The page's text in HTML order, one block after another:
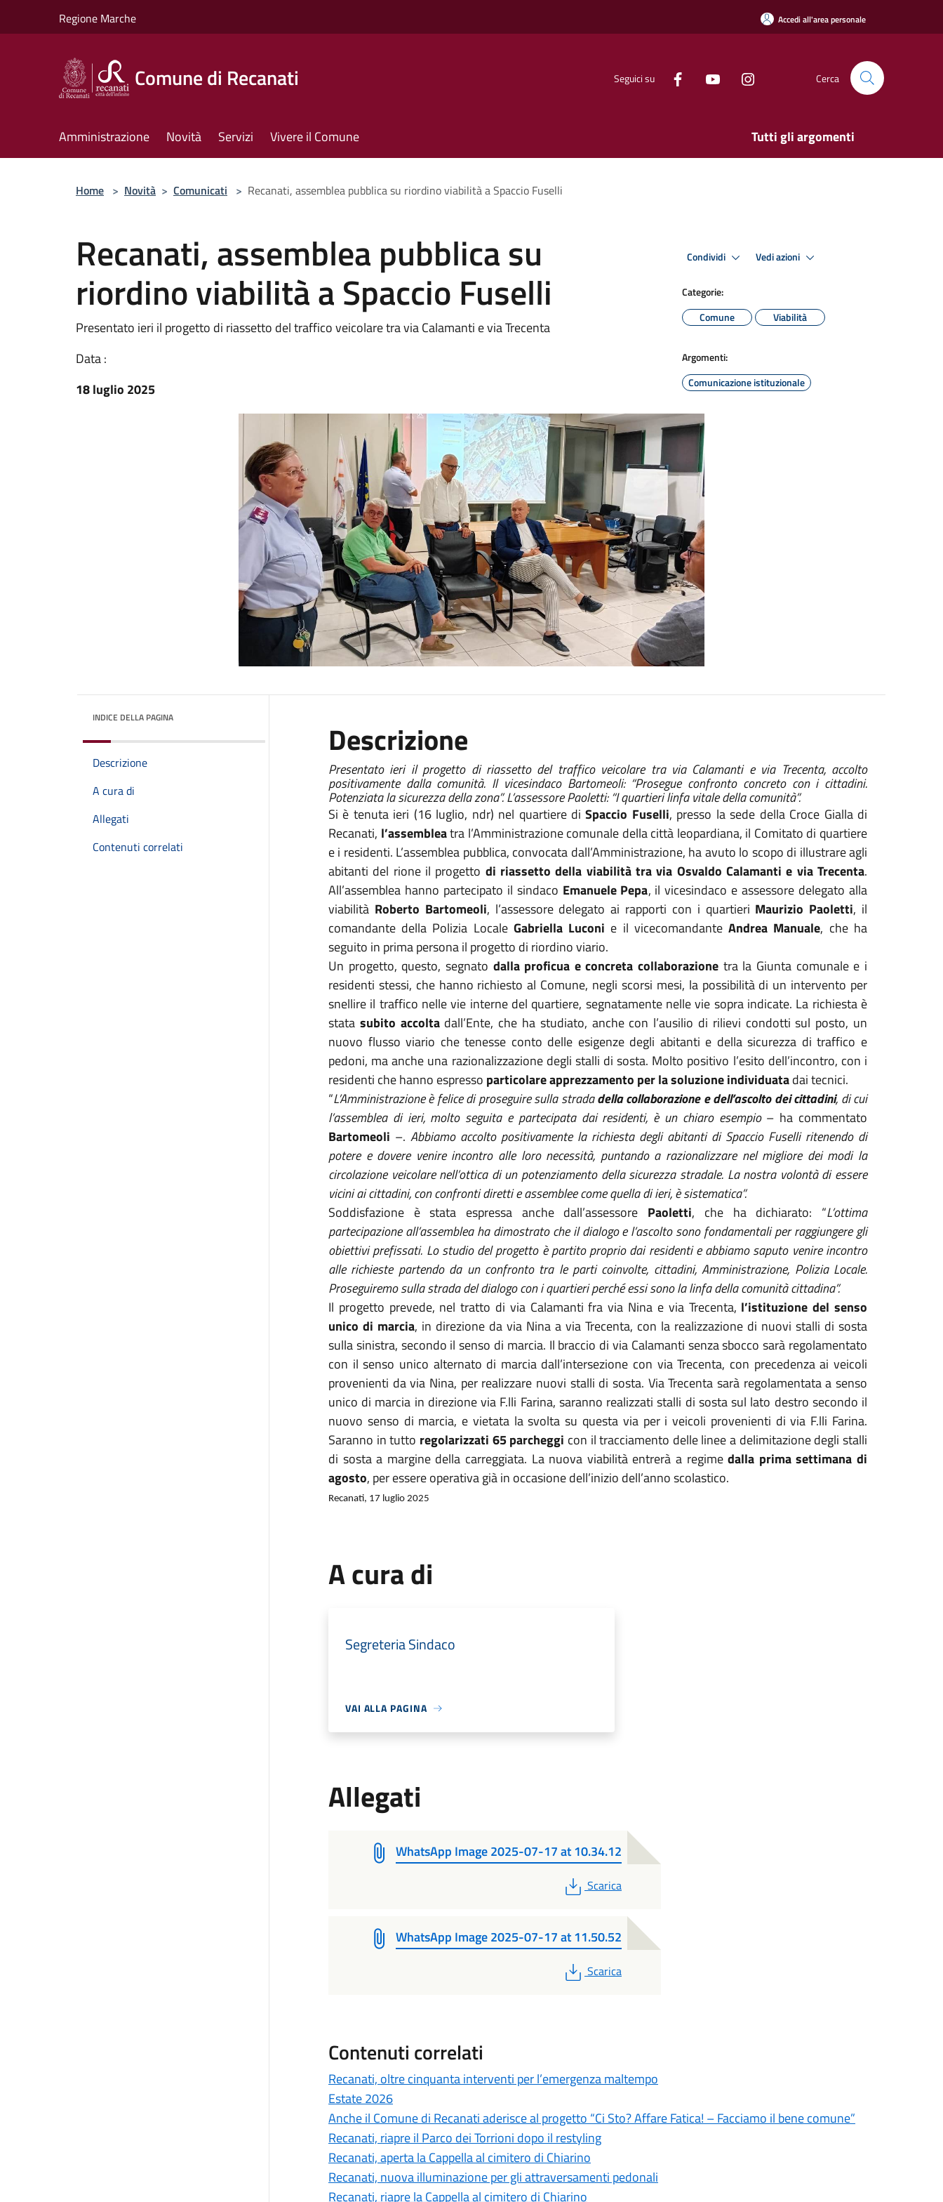
Regione Marche Accedi all'area personale
Comune di Recanati Seguici su Cerca
Amministrazione Novità Servizi Vivere il Comune Tutti gli argomenti
Home > Novità > Comunicati > Recanati, assemblea pubblica su riordino viabilità a Spaccio Fuselli
Recanati, assemblea pubblica su
riordino viabilità a Spaccio Fuselli
Presentato ieri il progetto di riassetto del traffico veicolare tra via Calamanti e via Trecenta
Data :
18 luglio 2025
Condividi Vedi azioni
Categorie:
Comune
Viabilità
Argomenti:
Comunicazione istituzionale
INDICE DELLA PAGINA
Descrizione
A cura di
Allegati
Contenuti correlati
Descrizione
Presentato ieri il progetto di riassetto del traffico veicolare tra via Calamanti e via Trecenta, accolto
positivamente dalla comunità. Il vicesindaco Bartomeoli: “Prosegue confronto concreto con i cittadini.
Potenziata la sicurezza della zona”. L’assessore Paoletti: “I quartieri linfa vitale della comunità”.
Si è tenuta ieri (16 luglio, ndr) nel quartiere diSpaccio Fuselli, presso la sede della Croce Gialla di
Recanati, l’assembleatra l’Amministrazione comunale della città leopardiana, il Comitato di quartiere
e i residenti. L’assemblea pubblica, convocata dall’Amministrazione, ha avuto lo scopo di illustrare agli
abitanti del rione il progetto di riassetto della viabilità tra via Osvaldo Calamanti e via Trecenta.
All’assemblea hanno partecipato il sindaco Emanuele Pepa, il vicesindaco e assessore delegato alla
viabilità Roberto Bartomeoli, l’assessore delegato ai rapporti con i quartieri Maurizio Paoletti, il
comandante della Polizia Locale Gabriella Luconi e il vicecomandanteAndrea Manuale, che ha
seguito in prima persona il progetto di riordino viario.
Un progetto, questo, segnato dalla proficua e concreta collaborazione tra la Giunta comunale e i
residenti stessi, che hanno richiesto al Comune, negli scorsi mesi, la possibilità di un intervento per
snellire il traffico nelle vie interne del quartiere, segnatamente nelle vie sopra indicate. La richiesta è
stata subito accoltadall’Ente, che ha studiato, anche con l’ausilio di rilievi condotti sul posto, un
nuovo flusso viario che tenesse conto delle esigenze degli abitanti e della sicurezza di traffico e
pedoni, ma anche una razionalizzazione degli stalli di sosta. Molto positivo l’esito dell’incontro, con i
residenti che hanno espresso particolare apprezzamento per la soluzione individuatadai tecnici.
“L’Amministrazione è felice di proseguire sulla stradadella collaborazione e dell’ascolto dei cittadini, di cui
l’assemblea di ieri, molto seguita e partecipata dai residenti, è un chiaro esempio– ha commentato
Bartomeoli –. Abbiamo accolto positivamente la richiesta degli abitanti di Spaccio Fuselli ritenendo di
potere e dovere venire incontro alle loro necessità, puntando a razionalizzare nel migliore dei modi la
circolazione veicolare nell’ottica di un potenziamento della sicurezza stradale. La nostra volontà di essere
vicini ai cittadini, con confronti diretti e assemblee come quella di ieri, è sistematica”.
Soddisfazione è stata espressa anche dall’assessore Paoletti, che ha dichiarato: “L’ottima
partecipazione all’assemblea ha dimostrato che il dialogo e l’ascolto sono fondamentali per raggiungere gli
obiettivi prefissati. Lo studio del progetto è partito proprio dai residenti e abbiamo saputo venire incontro
alle richieste partendo da un confronto tra le parti coinvolte, cittadini, Amministrazione, Polizia Locale.
Proseguiremo sulla strada del dialogo con i quartieri perché essi sono la linfa della comunità cittadina”.
Il progetto prevede, nel tratto di via Calamanti fra via Nina e via Trecenta, l’istituzione del senso
unico di marcia, in direzione da via Nina a via Trecenta, con la realizzazione di nuovi stalli di sosta
sulla sinistra, secondo il senso di marcia. Il braccio di via Calamanti senza sbocco sarà regolamentato
con il senso unico alternato di marcia dall’intersezione con via Trecenta, con precedenza ai veicoli
provenienti da via Nina, per realizzare nuovi stalli di sosta. Via Trecenta sarà regolamentata a senso
unico di marcia in direzione via F.lli Farina, saranno realizzati stalli di sosta sul lato destro secondo il
nuovo senso di marcia, e vietata la svolta su questa via per i veicoli provenienti di via F.lli Farina.
Saranno in tutto regolarizzati 65 parcheggi con il tracciamento delle linee a delimitazione degli stalli
di sosta a margine della carreggiata. La nuova viabilità entrerà a regimedalla prima settimana di
agosto, per essere operativa già in occasione dell’inizio dell’anno scolastico.
Recanati, 17 luglio 2025
A cura di
Segreteria Sindaco
VAI ALLA PAGINA
Allegati
WhatsApp Image 2025-07-17 at 10.34.12
PDF
Scarica
WhatsApp Image 2025-07-17 at 11.50.52
PDF
Scarica
Contenuti correlati
Recanati, oltre cinquanta interventi per l’emergenza maltempo
Estate 2026
Anche il Comune di Recanati aderisce al progetto “Ci Sto? Affare Fatica! – Facciamo il bene comune”
Recanati, riapre il Parco dei Torrioni dopo il restyling
Recanati, aperta la Cappella al cimitero di Chiarino
Recanati, nuova illuminazione per gli attraversamenti pedonali
Recanati, riapre la Cappella al cimitero di Chiarino